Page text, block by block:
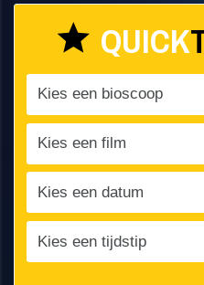
star QUICK